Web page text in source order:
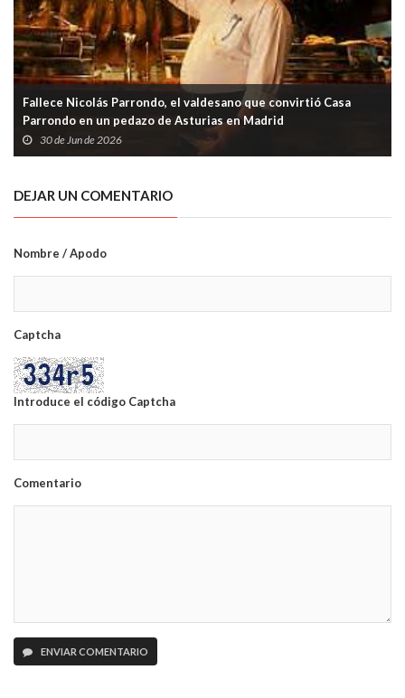
Fallece Nicolás Parrondo, el valdesano que convirtió Casa
Parrondo en un pedazo de Asturias en Madrid
30 de Jun de 2026
DEJAR UN COMENTARIO
Nombre / Apodo
Captcha
Introduce el código Captcha
Comentario
ENVIAR COMENTARIO